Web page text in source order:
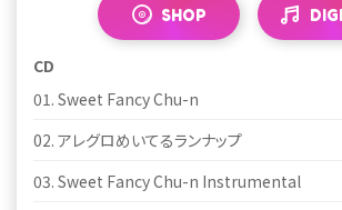
SHOP
CD
01. Sweet Fancy Chu-n
02. アレグロめいてるランナップ
03. Sweet Fancy Chu-n Instrumental
SHOP
CD
01. アレグロめいてるランナップ
02. Sweet Fancy Chu-n
03. アレグロめいてるランナップ Instrumental
SHOP
CD
01. Sweet Fancy Chu-n
02. アレグロめいてるランナップ
03. Sweet Fancy Chu-n Instrumental
SHOP
CD
01. アレグロめいてるランナップ
02. Sweet Fancy Chu-n
03. アレグロめいてるランナップ Instrumental
01. Sweet Fancy Chu-n
02. アレグロめいてるランナップ
01. アレグロめいてるランナップ
02. Sweet Fancy Chu-n